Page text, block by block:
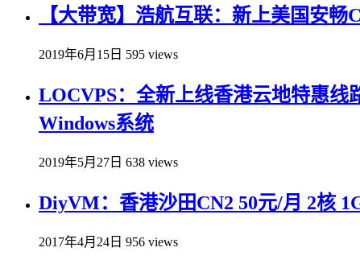
【大带宽】浩航互联：新上美国安畅
2019年6月15日 595 views
LOCVPS：全新上线香港云地特惠线
Windows系统
2019年5月27日 638 views
DiyVM：香港沙田CN2 50元/月 2核
2017年4月24日 956 views